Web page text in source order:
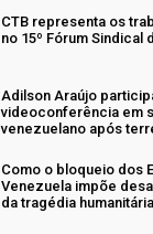
CTB representa os
no 15º Fórum Sindical
Adilson Araújo
videoconferência em
venezuelano após
Como o bloqueio dos
Venezuela impõe
da tragédia humanitária